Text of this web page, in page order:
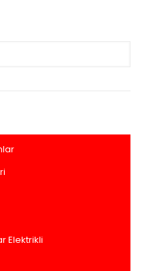
Elektrikli